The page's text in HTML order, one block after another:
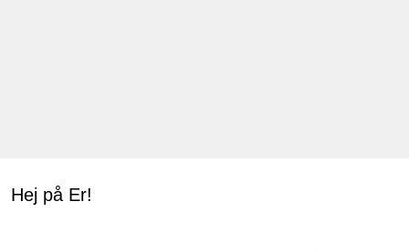
Hej på Er!